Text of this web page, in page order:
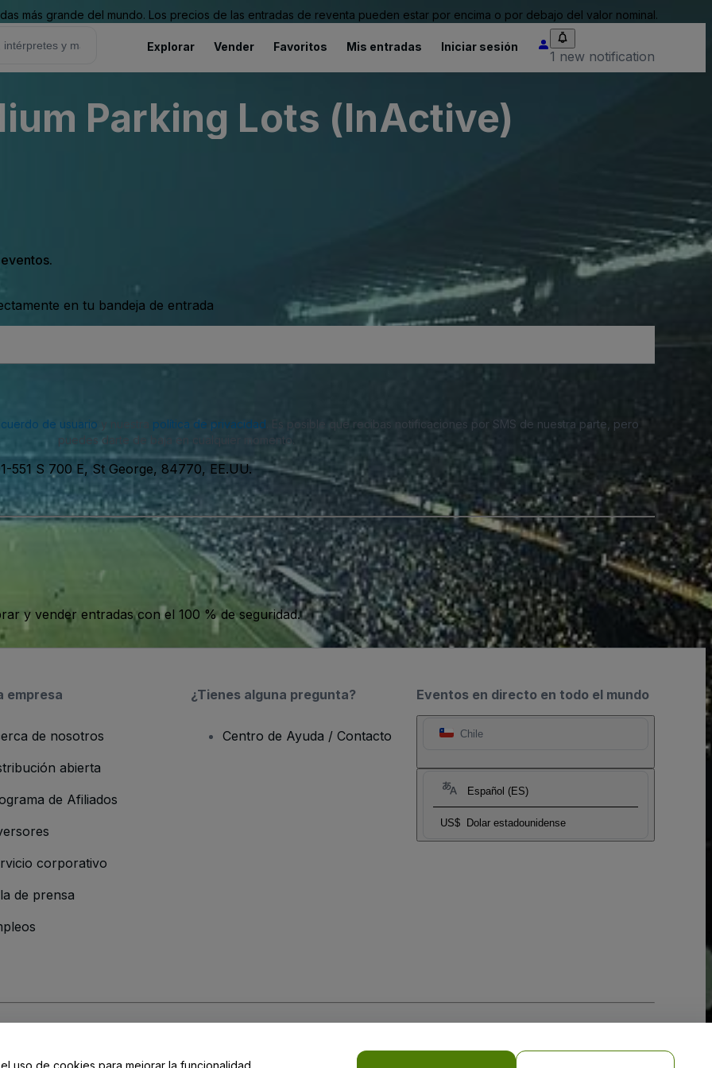
más grande del mundo. Los precios de las entradas de reventa pueden estar por encima o por debajo del valor nominal.
Explorar Vender Favoritos Mis entradas Iniciar sesión
1 new notification
Parking Lots (InActive)
en tu bandeja de entrada
de usuario política de privacidad . Es posible que recibas notificaciones por SMS de nuestra parte, pero
puedes darte de baja en cualquier momento.
551 S 700 E, St George, 84770, EE.UU.
y vender entradas con el 100 % de seguridad.
Eventos en directo en todo el mundo
Chile
Español (ES)
US$ Dolar estadounidense
empresa
de nosotros
abierta
de Afiliados
corporativo
de prensa
¿Tienes alguna pregunta?
Centro de Ayuda / Contacto
y de laPolítica de Privacidad para Móviles
uso de cookies para mejorar la funcionalidad